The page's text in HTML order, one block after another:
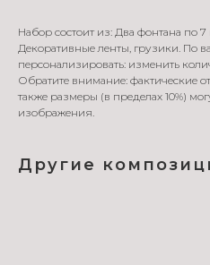
Набор состоит из: Два фонтана по
Декоративные ленты, грузики. По
персонализировать: изменить
Обратите внимание: фактические
также размеры (в пределах 10%)
изображения.
Другие